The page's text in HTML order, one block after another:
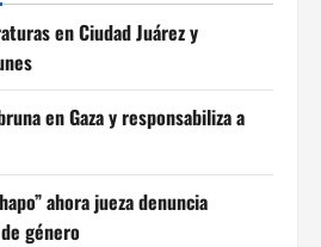
en Ciudad Juárez y
en Gaza y responsabiliza a
ahora jueza denuncia
género